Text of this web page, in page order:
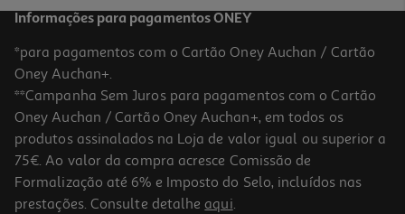
Informações para pagamentos ONEY
*para pagamentos com o Cartão Oney Auchan / Cartão
Oney Auchan+.
**Campanha Sem Juros para pagamentos com o Cartão
Oney Auchan / Cartão Oney Auchan+, em todos os
produtos assinalados na Loja de valor igual ou superior a
75€. Ao valor da compra acresce Comissão de
Formalização até 6% e Imposto do Selo, incluídos nas
prestações. Consulte detalhe aqui.